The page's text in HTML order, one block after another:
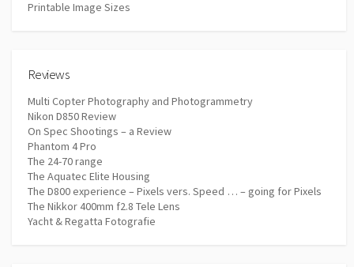
Printable Image Sizes
Reviews
Multi Copter Photography and Photogrammetry
Nikon D850 Review
On Spec Shootings – a Review
Phantom 4 Pro
The 24-70 range
The Aquatec Elite Housing
The D800 experience – Pixels vers. Speed … – going for Pixels
The Nikkor 400mm f2.8 Tele Lens
Yacht & Regatta Fotografie